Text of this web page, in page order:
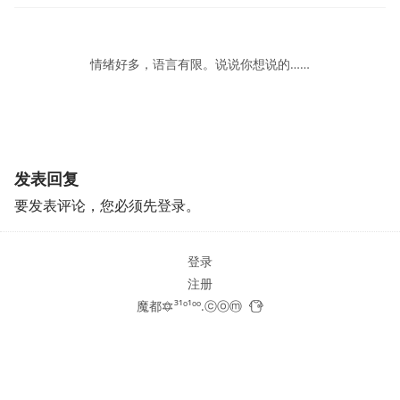
情绪好多，语言有限。说说你想说的……
发表回复
要发表评论，您必须先登录。
登录
注册
魔都🔯³¹º¹ºº.ⓒⓞⓜ